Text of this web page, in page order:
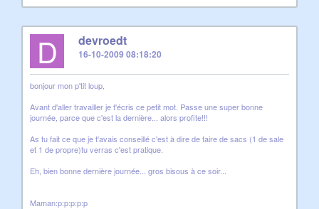
D devroedt
16-10-2009 08:18:20
bonjour mon p'tit loup,
Avant d'aller travailler je t'écris ce petit mot. Passe une super bonne
journée, parce que c'est la dernière... alors profite!!!
As tu fait ce que je t'avais conseillé c'est à dire de faire de sacs (1 de sale
et 1 de propre)tu verras c'est pratique.
Eh, bien bonne dernière journée... gros bisous à ce soir...
Maman:p:p:p:p:p